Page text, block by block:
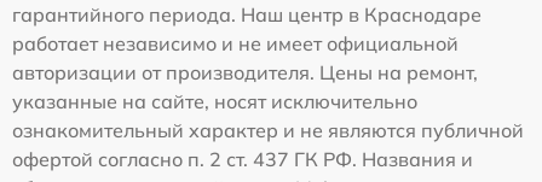
гарантийного периода. Наш центр в Краснодаре
работает независимо и не имеет официальной
авторизации от производителя. Цены на ремонт,
указанные на сайте, носят исключительно
ознакомительный характер и не являются публичной
офертой согласно п. 2 ст. 437 ГК РФ. Названия и